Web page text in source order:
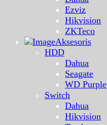
Ezviz
Hikvision
ZKTeco
Aksesoris
HDD
Dahua
Seagate
WD Purple
Switch
Dahua
Hikvision